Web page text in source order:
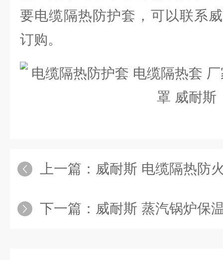
要电缆隔热防护套，可以联系
订购。
上一篇： 威耐斯 电缆隔热防火
下一篇： 威耐斯 蒸汽锅炉保温衣